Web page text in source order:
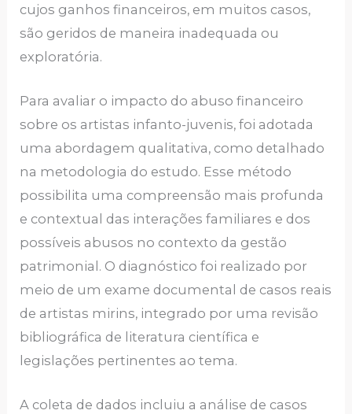
cujos ganhos financeiros, em muitos casos,
são geridos de maneira inadequada ou
exploratória.
Para avaliar o impacto do abuso financeiro
sobre os artistas infanto-juvenis, foi adotada
uma abordagem qualitativa, como detalhado
na metodologia do estudo. Esse método
possibilita uma compreensão mais profunda
e contextual das interações familiares e dos
possíveis abusos no contexto da gestão
patrimonial. O diagnóstico foi realizado por
meio de um exame documental de casos reais
de artistas mirins, integrado por uma revisão
bibliográfica de literatura científica e
legislações pertinentes ao tema.
A coleta de dados incluiu a análise de casos